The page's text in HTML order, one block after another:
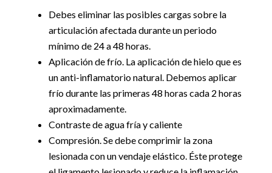
Debes eliminar las posibles cargas sobre la
articulación afectada durante un periodo
mínimo de 24 a 48 horas.
Aplicación de frío. La aplicación de hielo que es
un anti-inflamatorio natural. Debemos aplicar
frío durante las primeras 48 horas cada 2 horas
aproximadamente.
Contraste de agua fría y caliente
Compresión. Se debe comprimir la zona
lesionada con un vendaje elástico. Éste protege